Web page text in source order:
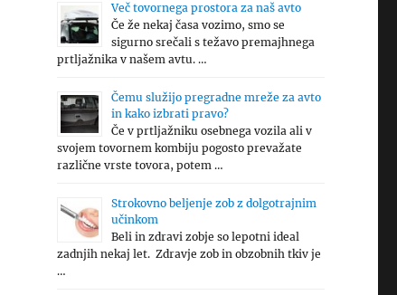
Več tovornega prostora za naš avto
Če že nekaj časa vozimo, smo se
sigurno srečali s težavo premajhnega
prtljažnika v našem avtu. …
Čemu služijo pregradne mreže za avto
in kako izbrati pravo?
Če v prtljažniku osebnega vozila ali v
svojem tovornem kombiju pogosto prevažate
različne vrste tovora, potem …
Strokovno beljenje zob z dolgotrajnim
učinkom
Beli in zdravi zobje so lepotni ideal
zadnjih nekaj let. Zdravje zob in obzobnih tkiv je
…